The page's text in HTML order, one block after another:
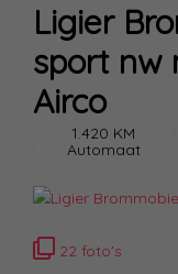
Ligier
sport nw
Airco
1.420 KM
Automaat
22 foto's